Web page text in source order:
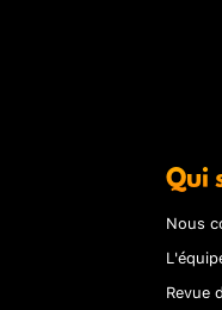
Qui
Nous
Revue